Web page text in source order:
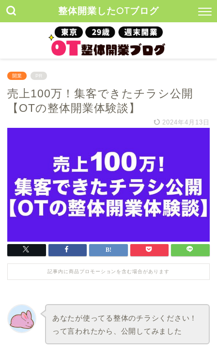
整体開業したOTブログ
開業 PR
売上100万！集客できたチラシ公開
【OTの整体開業体験談】
2024年4月13日
記事内に商品プロモーションを含む場合があります
あなたが使ってる整体のチラシください！
って言われたから、公開してみました